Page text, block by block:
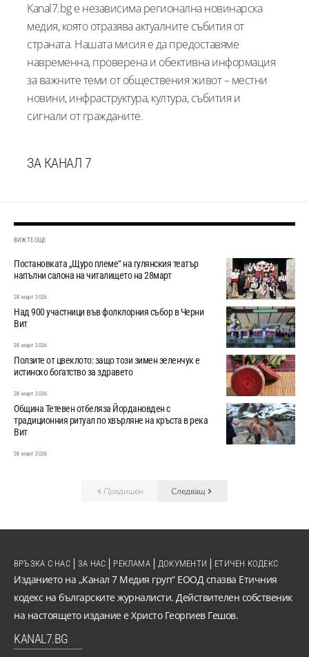
Kanal7.bg е независима регионална новинарска
медия, която отразява актуалните събития от
страната. Нашата мисия е да предоставяме
навременна, проверена и обективна информация
за важните теми от обществения живот – местни
новини, инфраструктура, култура, събития и
сигнали от гражданите.
ЗА КАНАЛ 7
ВИЖТЕ ОЩЕ
Постановката „Щуро племе“ на гулянския театър
напълни салона на читалището на 28март
28 март 2026
Над 900 участници във фолклорния събор в Черни
Вит
28 март 2026
Ползите от цвеклото: защо този зимен зеленчук е
истинско богатство за здравето
28 март 2026
Община Тетевен отбеляза Йордановден с
традиционния ритуал по хвърляне на кръста в река
Вит
28 март 2026
Предишен Следващ
Изданието на „Канал 7 Медия груп“ ЕООД спазва Етичния
кодекс на българските журналисти. Действителен собственик
на настоящето издание е Христо Георгиев Гешов.
KANAL7.BG
ВРЪЗКА С НАС ЗА НАС РЕКЛАМА ДОКУМЕНТИ ЕТИЧЕН КОДЕКС